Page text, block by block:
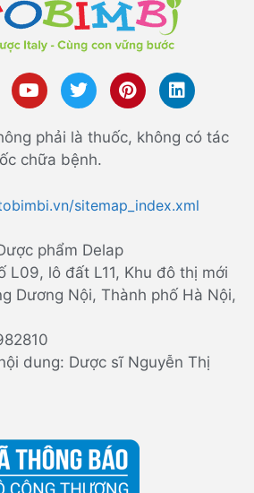
phải là thuốc, không có tác
chữa bệnh.
sitemap_index.xml
phẩm Delap
L09, lô đất L11, Khu đô thị mới
Dương Nội, Thành phố Hà Nội,
dung: Dược sĩ Nguyễn Thị